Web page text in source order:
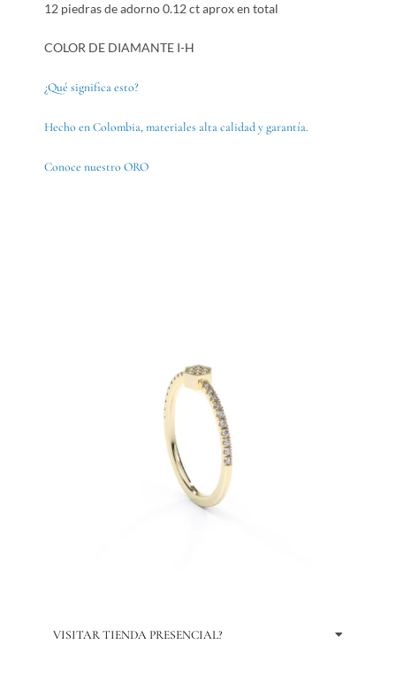
12 piedras de adorno 0.12 ct aprox en total
COLOR DE DIAMANTE I-H
¿Qué significa esto?
Hecho en Colombia, materiales alta calidad y garantía.
Conoce nuestro ORO
VISITAR TIENDA PRESENCIAL?